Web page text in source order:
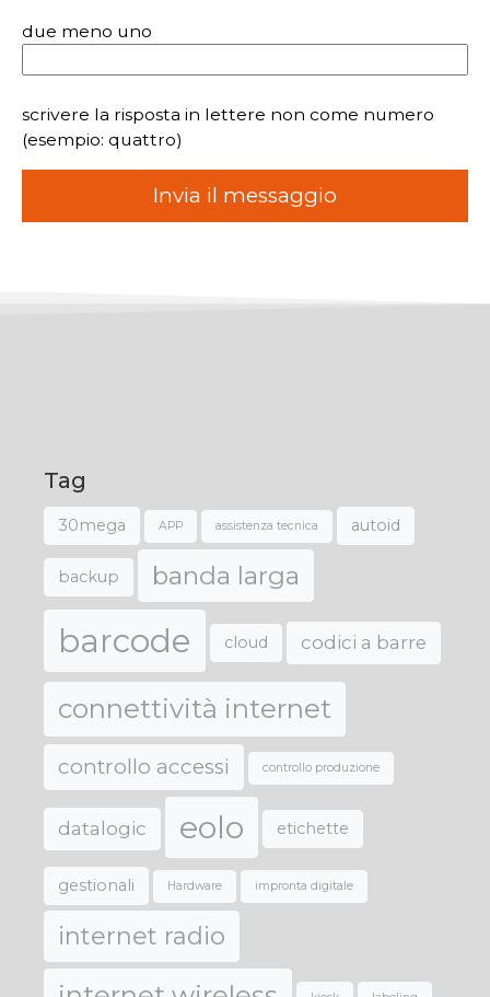
due meno uno
scrivere la risposta in lettere non come numero
(esempio: quattro)
Tag
30mega APP assistenza tecnica autoid
backup banda larga
barcode cloud codici a barre
connettività internet
controllo accessi controllo produzione
datalogic eolo etichette
gestionali Hardware impronta digitale
internet radio